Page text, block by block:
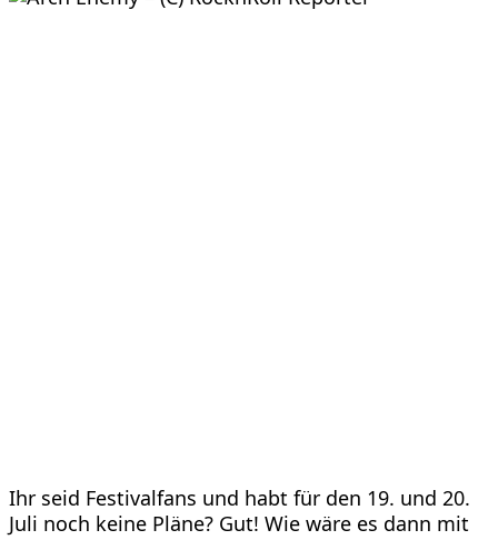
Ihr seid Festivalfans und habt für den 19. und 20.
Juli noch keine Pläne? Gut! Wie wäre es dann mit